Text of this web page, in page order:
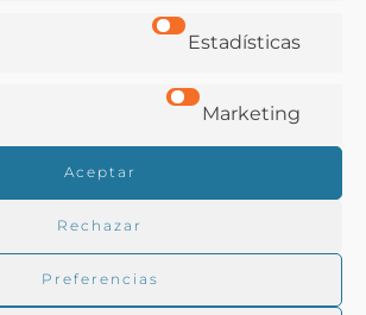
Estadísticas
Marketing
Aceptar
Rechazar
Preferencias